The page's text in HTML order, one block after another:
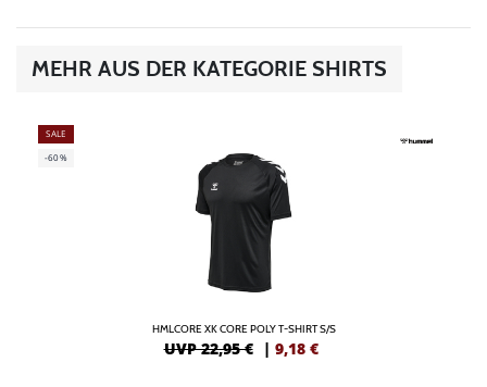
MEHR AUS DER KATEGORIE SHIRTS
SALE
-60%
HMLCORE XK CORE POLY T-SHIRT S/S
UVP 22,95 € | 9,18 €